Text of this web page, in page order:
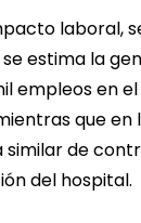
laboral,
estima la
empleos en
que en
similar de
del hospital.